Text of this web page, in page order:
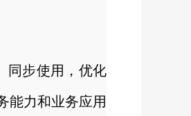
同步使用，优化
能力和业务应用